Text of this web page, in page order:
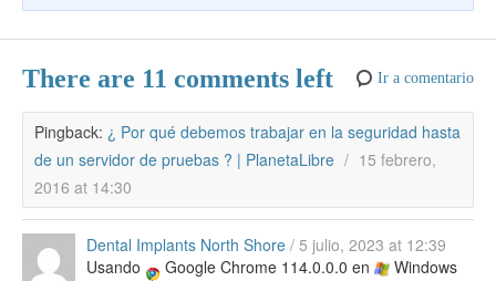
There are 11 comments left Ir a comentario
Pingback: ¿ Por qué debemos trabajar en la seguridad hasta
de un servidor de pruebas ? | PlanetaLibre / 15 febrero,
2016 at 14:30
Dental Implants North Shore / 5 julio, 2023 at 12:39
Usando
Google Chrome 114.0.0.0 en
Windows